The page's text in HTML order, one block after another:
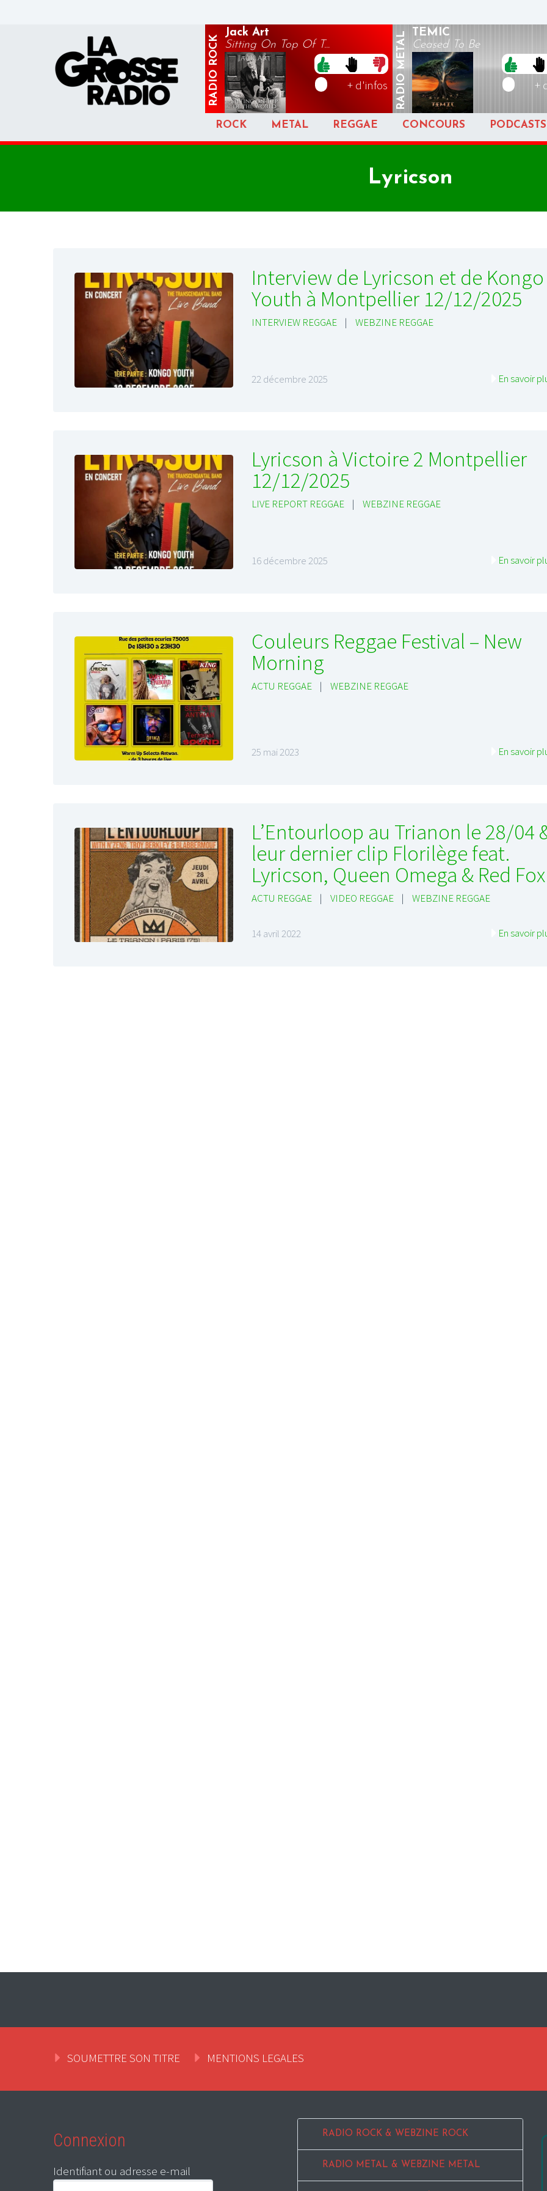
RADIO
ROCK
Jack Art
Sitting On Top Of T...
+ d'infos RADIO
METAL
TEMIC
Ceased To Be
+
ROCK METAL REGGAE CONCOURS PODCASTS
Lyricson
Interview de Lyricson et de Kongo
Youth à Montpellier 12/12/2025
INTERVIEW REGGAE | WEBZINE REGGAE
22 décembre 2025 En savoir
Lyricson à Victoire 2 Montpellier
12/12/2025
LIVE REPORT REGGAE | WEBZINE REGGAE
16 décembre 2025 En savoir
Couleurs Reggae Festival – New
Morning
ACTU REGGAE | WEBZINE REGGAE
25 mai 2023 En savoir
L’Entourloop au Trianon le 28/04
leur dernier clip Florilège feat.
Lyricson, Queen Omega & Red Fox
ACTU REGGAE | VIDEO REGGAE | WEBZINE REGGAE
14 avril 2022 En savoir
LE GROS RIFFIFI –
LE GROS RIFFIFI –
SOUMETTRE SON TITRE MENTIONS LEGALES
Connexion
Identifiant ou adresse e-mail
RADIO ROCK & WEBZINE ROCK
RADIO METAL & WEBZINE METAL